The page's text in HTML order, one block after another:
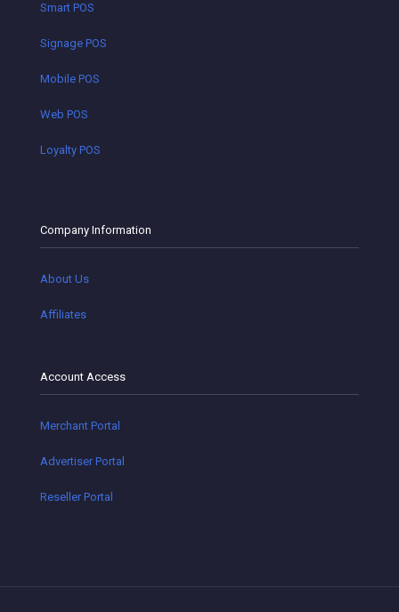
Smart POS
Signage POS
Mobile POS
Web POS
Loyalty POS
Company Information
About Us
Affiliates
Account Access
Merchant Portal
Advertiser Portal
Reseller Portal